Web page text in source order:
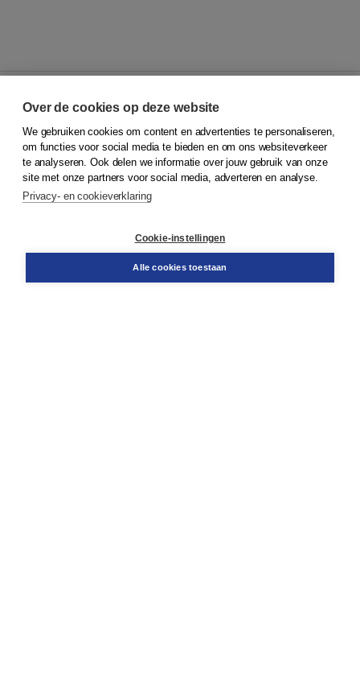
© 2026Koninklijke Boom uitgevers
Klantenservice
Service & informatie
Contact
Over de cookies op deze website
We gebruiken cookies om content en advertenties te personaliseren,
om functies voor social media te bieden en om ons websiteverkeer
te analyseren. Ook delen we informatie over jouw gebruik van onze
site met onze partners voor social media, adverteren en analyse.
Privacy- en cookieverklaring
Cookie-instellingen
Alle cookies toestaan